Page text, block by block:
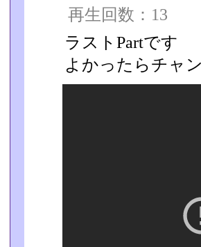
再生回数：13
ラストPartです
よかったらチャ